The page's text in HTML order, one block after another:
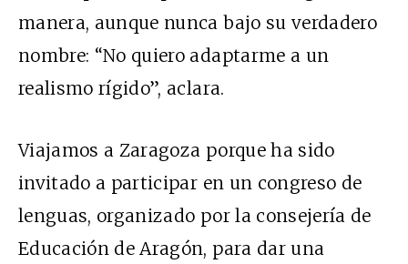
manera, aunque nunca bajo su verdadero
nombre: “No quiero adaptarme a un
realismo rígido”, aclara.
Viajamos a Zaragoza porque ha sido
invitado a participar en un congreso de
lenguas, organizado por la consejería de
Educación de Aragón, para dar una